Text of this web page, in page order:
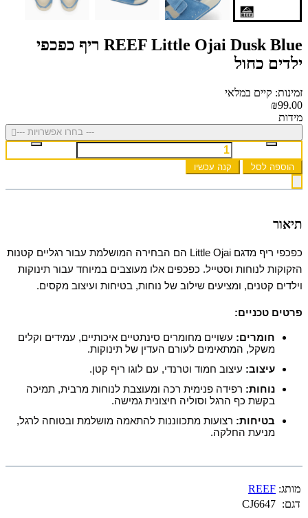
REEF Little Ojai Dusk Blue ריף כפכפי
ילדים כחול
זמינות: קיים במלאי
₪99.00
מידות
--- בחרו אפשרויות ---
הוספה לסל קנה עכשיו
תיאור
כפכפי ריף מדגם Little Ojai הם הבחירה המושלמת עבור רגליים קטנות
הזקוקות לנוחות וסטייל. כפכפים אלו מעוצבים במיוחד עבור תינוקות
וילדים קטנים, ומציעים שילוב של נוחות, בטיחות ועיצוב מקסים.
פרטים טכניים:
חומרים: עשויים מחומרים סינתטיים איכותיים, עמידים וקלים
משקל, המתאימים לעורם העדין של תינוקות.
עיצוב: עיצוב חמוד וטרנדי, עם לוגו ריף קטן.
נוחות: רפידה פנימית רכה ומעוצבת לנוחות מרבית, תמיכה
בקשת כף הרגל וסוליה חיצונית גמישה.
בטיחות: רצועות מתכווננות להתאמה מושלמת ובטוחה לרגל,
מניעת החלקה.
מותג: REEF
דגם: CJ6647